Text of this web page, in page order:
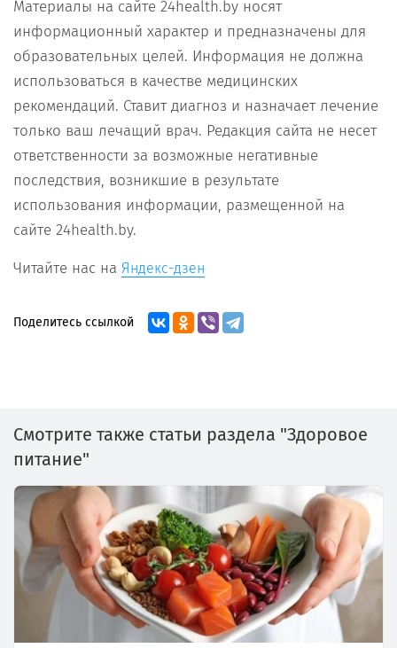
Материалы на сайте 24health.by носят
информационный характер и предназначены для
образовательных целей. Информация не должна
использоваться в качестве медицинских
рекомендаций. Ставит диагноз и назначает лечение
только ваш лечащий врач. Редакция сайта не несет
ответственности за возможные негативные
последствия, возникшие в результате
использования информации, размещенной на
сайте 24health.by.
Читайте нас на Яндекс-дзен
Поделитесь ссылкой
Смотрите также статьи раздела "Здоровое
питание"